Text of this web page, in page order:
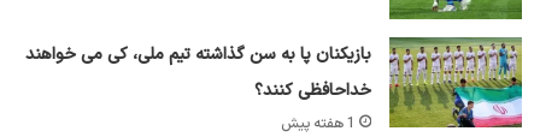
بازیکنان پا به سن گذاشته تیم ملی، کی می خواهند
خداحافظی کنند؟
1 هفته پیش